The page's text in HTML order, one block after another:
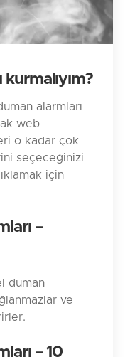
kurmalıyım?
alarmları
web
o kadar çok
seçeceğinizi
için
–
duman
ve
– 10